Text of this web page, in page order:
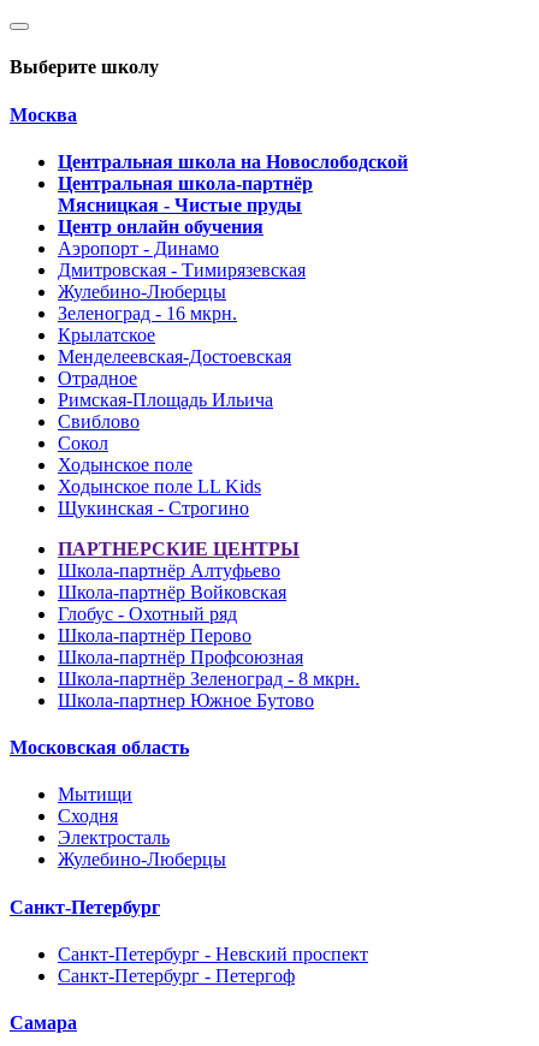
Выберите школу
Москва
Центральная школа на Новослободской
Центральная школа-партнёр
Мясницкая - Чистые пруды
Центр онлайн обучения
Аэропорт - Динамо
Дмитровская - Тимирязевская
Жулебино-Люберцы
Зеленоград - 16 мкрн.
Крылатское
Менделеевская-Достоевская
Отрадное
Римская-Площадь Ильича
Свиблово
Сокол
Ходынское поле
Ходынское поле LL Kids
Щукинская - Строгино
ПАРТНЕРСКИЕ ЦЕНТРЫ
Школа-партнёр Алтуфьево
Школа-партнёр Войковская
Глобус - Охотный ряд
Школа-партнёр Перово
Школа-партнёр Профсоюзная
Школа-партнёр Зеленоград - 8 мкрн.
Школа-партнер Южное Бутово
Московская область
Мытищи
Сходня
Электросталь
Жулебино-Люберцы
Санкт-Петербург
Санкт-Петербург - Невский проспект
Санкт-Петербург - Петергоф
Самара